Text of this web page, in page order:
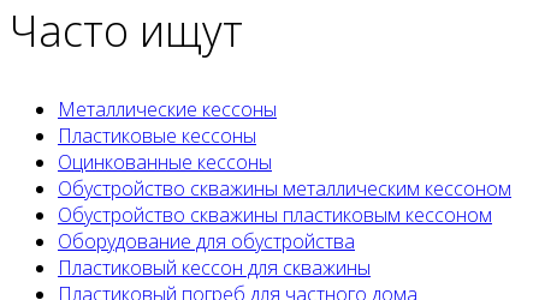
Часто ищут
Металлические кессоны
Пластиковые кессоны
Оцинкованные кессоны
Обустройство скважины металлическим кессоном
Обустройство скважины пластиковым кессоном
Оборудование для обустройства
Пластиковый кессон для скважины
Пластиковый погреб для частного дома